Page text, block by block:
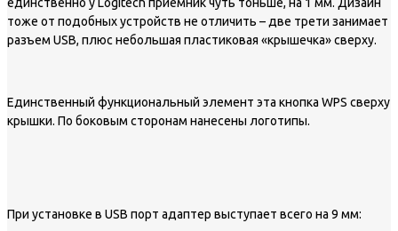
единственно у Logitech приемник чуть тоньше, на 1 мм. Дизайн
тоже от подобных устройств не отличить – две трети занимает
разъем USB, плюс небольшая пластиковая «крышечка» сверху.
Единственный функциональный элемент эта кнопка WPS сверху
крышки. По боковым сторонам нанесены логотипы.
При установке в USB порт адаптер выступает всего на 9 мм: